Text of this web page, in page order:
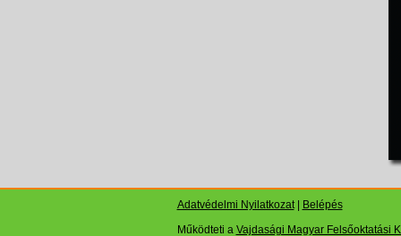
Adatvédelmi Nyilatkozat|
Belépés
Működteti a Vajdasági Magyar Felsőoktatási